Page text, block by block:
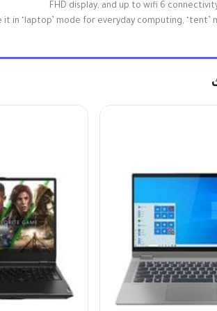
FHD display, and up to wifi 6
it in ‘laptop’ mode for everyday computing, ‘tent’